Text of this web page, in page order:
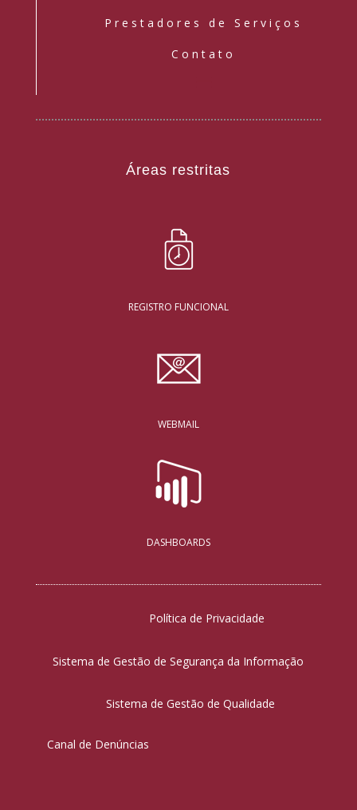
Prestadores de Serviços
Contato
Áreas restritas
REGISTRO FUNCIONAL
WEBMAIL
DASHBOARDS
Política de Privacidade
Sistema de Gestão de Segurança da Informação
Sistema de Gestão de Qualidade
Canal de Denúncias